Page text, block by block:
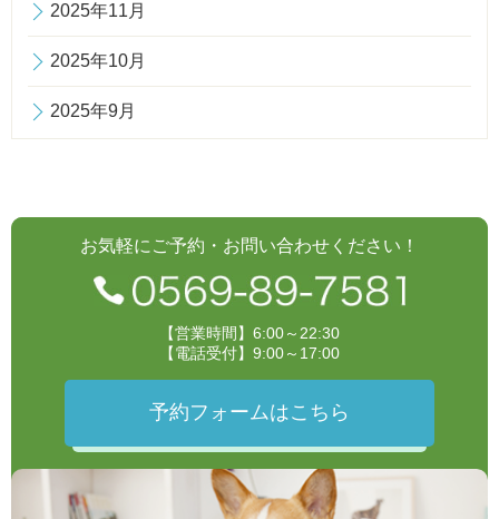
2025年11月
2025年10月
2025年9月
お気軽にご予約・お問い合わせください！
【営業時間】6:00～22:30
【電話受付】9:00～17:00
予約フォームはこちら